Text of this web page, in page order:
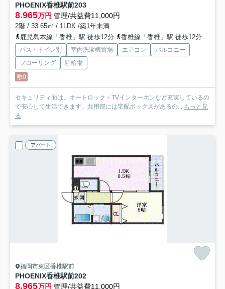
PHOENIX香椎駅前203
8.965万円 管理/共益費11,000円
2階 / 33.65㎡ / 1LDK /築1年未満
鹿児島本線「香椎」駅 徒歩12分
香椎線「香椎」駅 徒歩12分
バス・トイレ別 室内洗濯機置場 エアコン
バルコニー
フローリング
駐輪場
敷0
セキュリティ面は、オートロック・TVインターホンなど充実しているの
で安心して生活できます。共用部には宅配ボックスがあるの... もっと見
る
アパート
福岡市東区香椎駅前
PHOENIX香椎駅前202
8.965万円 管理/共益費11,000円